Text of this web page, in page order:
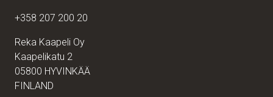
+358 207 200 20
Reka Kaapeli Oy
Kaapelikatu 2
05800 HYVINKÄÄ
FINLAND